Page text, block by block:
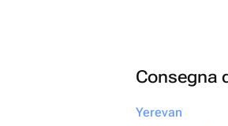
Consegna
Yerevan